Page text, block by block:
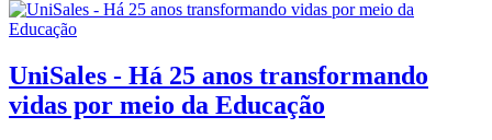
UniSales - Há 25 anos transformando
vidas por meio da Educação